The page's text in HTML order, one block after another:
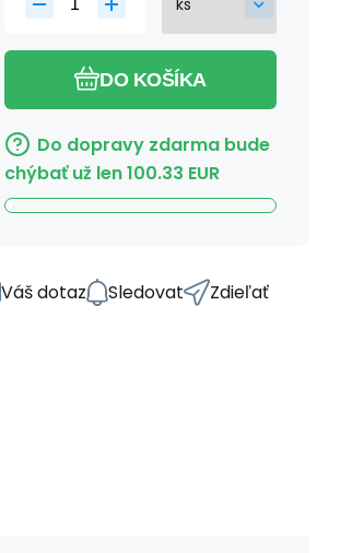
DO KOŠÍKA
Do dopravy zdarma bude
chýbať už len100.33 EUR
Váš dotaz Sledovat Zdieľať